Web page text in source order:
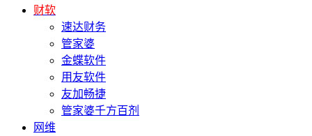
财软
速达财务
管家婆
金蝶软件
用友软件
友加畅捷
管家婆千方百剂
网维